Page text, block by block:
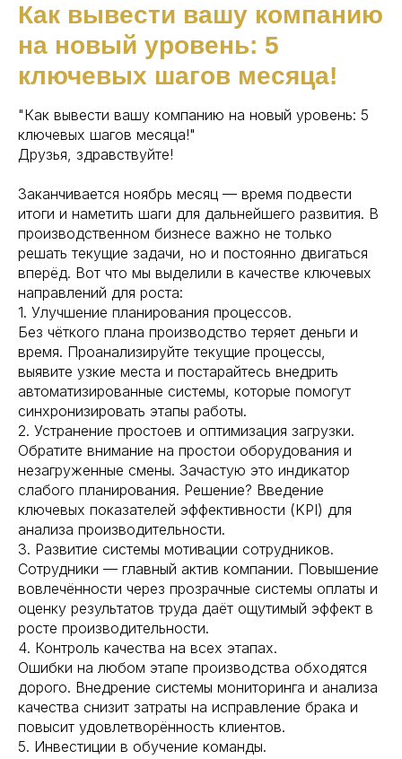
Как вывести вашу компанию
на новый уровень: 5
ключевых шагов месяца!
"Как вывести вашу компанию на новый уровень: 5
ключевых шагов месяца!"
Друзья, здравствуйте!
Заканчивается ноябрь месяц — время подвести
итоги и наметить шаги для дальнейшего развития. В
производственном бизнесе важно не только
решать текущие задачи, но и постоянно двигаться
вперёд. Вот что мы выделили в качестве ключевых
направлений для роста:
1️. Улучшение планирования процессов.
Без чёткого плана производство теряет деньги и
время. Проанализируйте текущие процессы,
выявите узкие места и постарайтесь внедрить
автоматизированные системы, которые помогут
синхронизировать этапы работы.
2️. Устранение простоев и оптимизация загрузки.
Обратите внимание на простои оборудования и
незагруженные смены. Зачастую это индикатор
слабого планирования. Решение? Введение
ключевых показателей эффективности (KPI) для
анализа производительности.
3️. Развитие системы мотивации сотрудников.
Сотрудники — главный актив компании. Повышение
вовлечённости через прозрачные системы оплаты и
оценку результатов труда даёт ощутимый эффект в
росте производительности.
4️. Контроль качества на всех этапах.
Ошибки на любом этапе производства обходятся
дорого. Внедрение системы мониторинга и анализа
качества снизит затраты на исправление брака и
повысит удовлетворённость клиентов.
5️. Инвестиции в обучение команды.